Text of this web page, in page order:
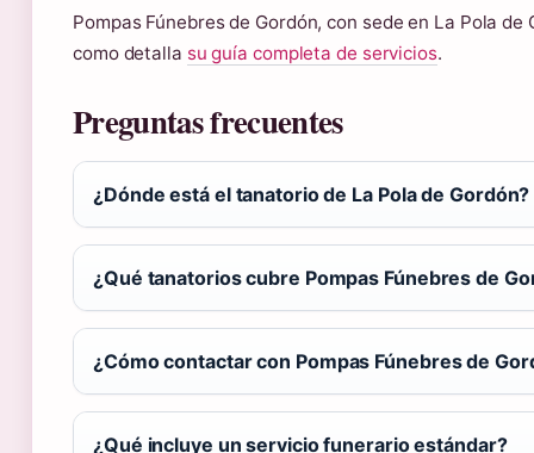
Pompas Fúnebres de Gordón, con sede en La Pola
como detalla su guía completa de servicios.
Preguntas frecuentes
¿Dónde está el tanatorio de La Pola de Gordón?
¿Qué tanatorios cubre Pompas Fúnebres de
¿Cómo contactar con Pompas Fúnebres de
¿Qué incluye un servicio funerario estándar?